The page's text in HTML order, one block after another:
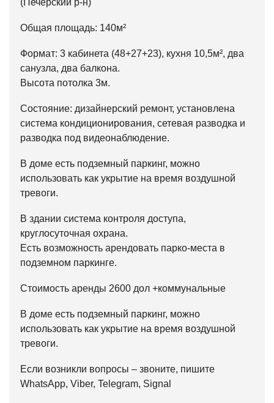
(Печерский р-н)
Общая площадь: 140м²
Формат: 3 кабинета (48+27+23), кухня 10,5м², два
санузла, два балкона.
Высота потолка 3м.
Состояние: дизайнерский ремонт, установлена
система кондиционирования, сетевая разводка и
разводка под видеонаблюдение.
В доме есть подземный паркинг, можно
использовать как укрытие на время воздушной
тревоги.
В здании система контроля доступа,
круглосуточная охрана.
Есть возможность арендовать парко-места в
подземном паркинге.
Стоимость аренды 2600 дол +коммунальные
В доме есть подземный паркинг, можно
использовать как укрытие на время воздушной
тревоги.
Если возникли вопросы – звоните, пишите
WhatsApp, Viber, Telegram, Signal